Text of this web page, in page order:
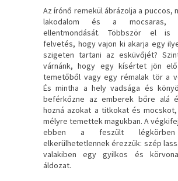
Az írónő remekül ábrázolja a puccos,
lakodalom és a mocsaras,
ellentmondását. Többször el is
felvetés, hogy vajon ki akarja egy
szigeten tartani az esküvőjét?
várnánk, hogy egy kísértet jön
temetőből vagy egy rémalak tör a
És mintha a hely vadsága és
beférkőzne az emberek bőre alá
hozná azokat a titkokat és
mélyre temettek magukban. A
ebben a feszült
elkerülhetetlennek érezzük: szép
valakiben egy gyilkos és
áldozat.